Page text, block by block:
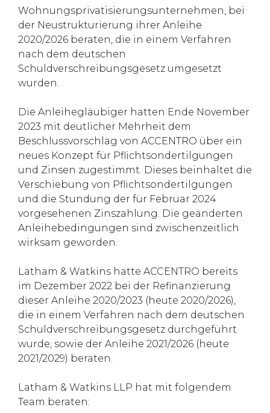
Wohnungsprivatisierungsunternehmen, bei
der Neustrukturierung ihrer Anleihe
2020/2026 beraten, die in einem Verfahren
nach dem deutschen
Schuldverschreibungsgesetz umgesetzt
wurden.
Die Anleihegläubiger hatten Ende November
2023 mit deutlicher Mehrheit dem
Beschlussvorschlag von ACCENTRO über ein
neues Konzept für Pflichtsondertilgungen
und Zinsen zugestimmt. Dieses beinhaltet die
Verschiebung von Pflichtsondertilgungen
und die Stundung der für Februar 2024
vorgesehenen Zinszahlung. Die geänderten
Anleihebedingungen sind zwischenzeitlich
wirksam geworden.
Latham & Watkins hatte ACCENTRO bereits
im Dezember 2022 bei der Refinanzierung
dieser Anleihe 2020/2023 (heute 2020/2026),
die in einem Verfahren nach dem deutschen
Schuldverschreibungsgesetz durchgeführt
wurde, sowie der Anleihe 2021/2026 (heute
2021/2029) beraten.
Latham & Watkins LLP hat mit folgendem
Team beraten: